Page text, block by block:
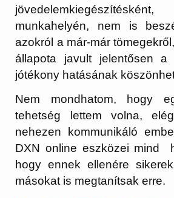
munkahelyén, nem is
azokról a már-már
állapota javult jelentősen a
jótékony hatásának
Nem mondhatom, hogy
tehetség lettem volna,
nehezen kommunikáló
DXN online eszközei mind
hogy ennek ellenére
másokat is megtanítsak erre.